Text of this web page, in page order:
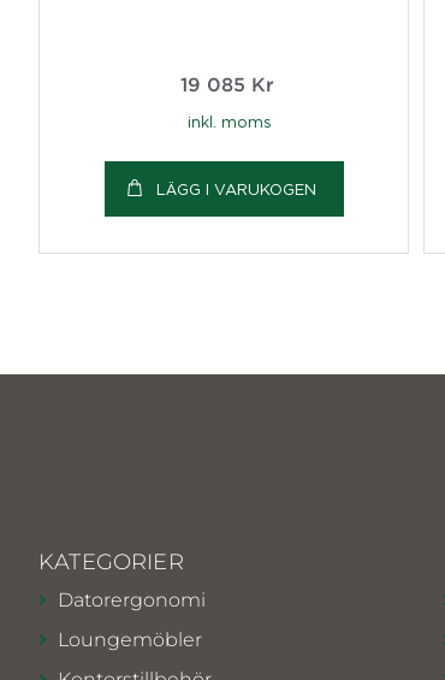
19 085 Kr
inkl. moms
LÄGG I VARUKOGEN
KATEGORIER
Datorergonomi
Loungemöbler